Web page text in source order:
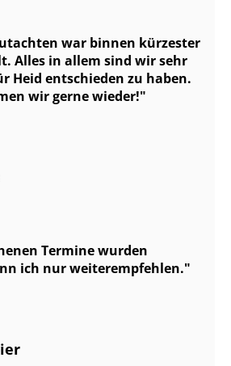
war binnen kürzester
Alles in allem sind wir sehr
Heid entschieden zu haben.
wir gerne wieder!
Termine wurden
ich nur weiterempfehlen.